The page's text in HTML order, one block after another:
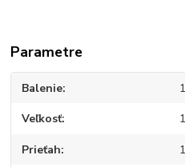
Parametre
Balenie
Veľkosť
Prieťah